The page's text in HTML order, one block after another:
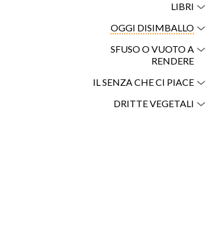
LIBRI
OGGI DISIMBALLO
SFUSO O VUOTO A
RENDERE
IL SENZA CHE CI PIACE
DRITTE VEGETALI